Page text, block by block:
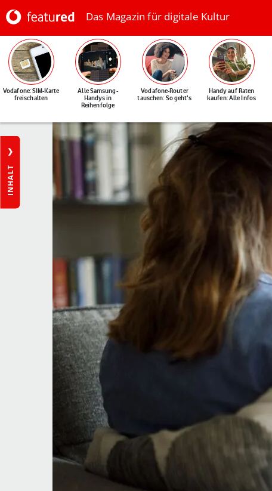
Das Magazin für digitale Kultur
Vodafone: SIM-Karte
freischalten
Alle Samsung-
Handys in
Reihenfolge
Vodafone-Router
tauschen: So geht's
Handy auf Raten
kaufen: Alle Infos
INHALT